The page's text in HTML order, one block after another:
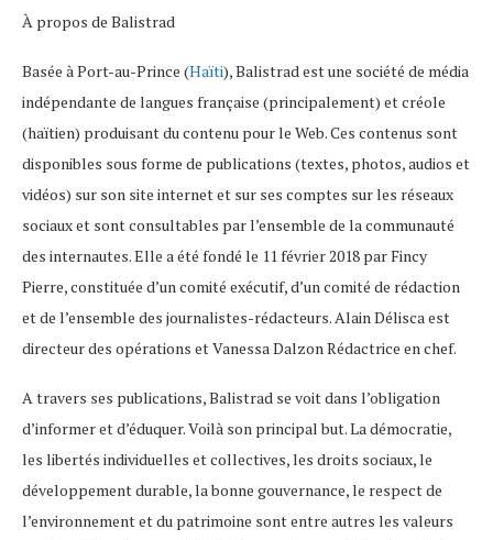
À propos de Balistrad
Basée à Port-au-Prince (Haïti), Balistrad est une société de média
indépendante de langues française (principalement) et créole
(haïtien) produisant du contenu pour le Web. Ces contenus sont
disponibles sous forme de publications (textes, photos, audios et
vidéos) sur son site internet et sur ses comptes sur les réseaux
sociaux et sont consultables par l’ensemble de la communauté
des internautes. Elle a été fondé le 11 février 2018 par Fincy
Pierre, constituée d’un comité exécutif, d’un comité de rédaction
et de l’ensemble des journalistes-rédacteurs. Alain Délisca est
directeur des opérations et Vanessa Dalzon Rédactrice en chef.
A travers ses publications, Balistrad se voit dans l’obligation
d’informer et d’éduquer. Voilà son principal but. La démocratie,
les libertés individuelles et collectives, les droits sociaux, le
développement durable, la bonne gouvernance, le respect de
l’environnement et du patrimoine sont entre autres les valeurs